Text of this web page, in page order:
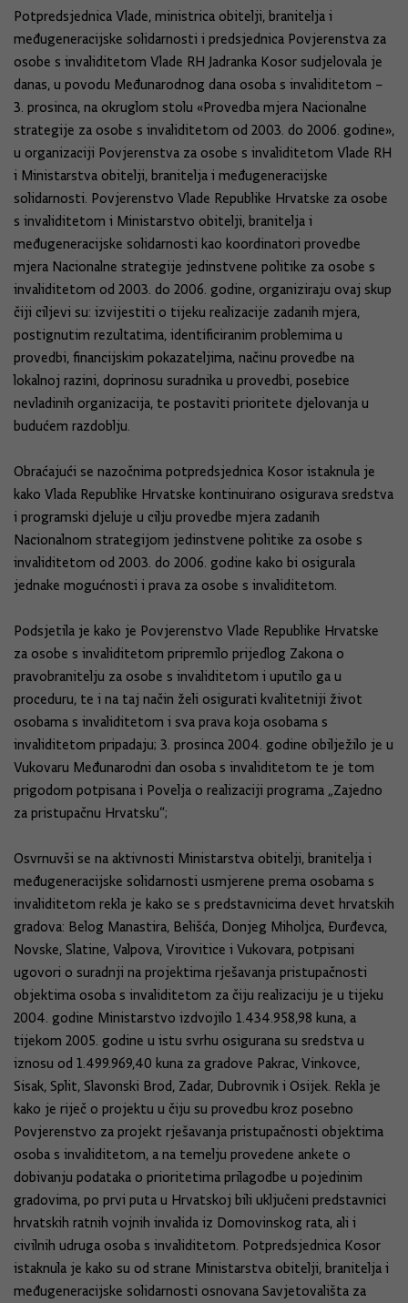
Potpredsjednica Vlade, ministrica obitelji, branitelja i
međugeneracijske solidarnosti i predsjednica Povjerenstva za
osobe s invaliditetom Vlade RH Jadranka Kosor sudjelovala je
danas, u povodu Međunarodnog dana osoba s invaliditetom –
3. prosinca, na okruglom stolu «Provedba mjera Nacionalne
strategije za osobe s invaliditetom od 2003. do 2006. godine»,
u organizaciji Povjerenstva za osobe s invaliditetom Vlade RH
i Ministarstva obitelji, branitelja i međugeneracijske
solidarnosti. Povjerenstvo Vlade Republike Hrvatske za osobe
s invaliditetom i Ministarstvo obitelji, branitelja i
međugeneracijske solidarnosti kao koordinatori provedbe
mjera Nacionalne strategije jedinstvene politike za osobe s
invaliditetom od 2003. do 2006. godine, organiziraju ovaj skup
čiji ciljevi su: izvijestiti o tijeku realizacije zadanih mjera,
postignutim rezultatima, identificiranim problemima u
provedbi, financijskim pokazateljima, načinu provedbe na
lokalnoj razini, doprinosu suradnika u provedbi, posebice
nevladinih organizacija, te postaviti prioritete djelovanja u
budućem razdoblju.
Obraćajući se nazočnima potpredsjednica Kosor istaknula je
kako Vlada Republike Hrvatske kontinuirano osigurava sredstva
i programski djeluje u cilju provedbe mjera zadanih
Nacionalnom strategijom jedinstvene politike za osobe s
invaliditetom od 2003. do 2006. godine kako bi osigurala
jednake mogućnosti i prava za osobe s invaliditetom.
Podsjetila je kako je Povjerenstvo Vlade Republike Hrvatske
za osobe s invaliditetom pripremilo prijedlog Zakona o
pravobranitelju za osobe s invaliditetom i uputilo ga u
proceduru, te i na taj način želi osigurati kvalitetniji život
osobama s invaliditetom i sva prava koja osobama s
invaliditetom pripadaju; 3. prosinca 2004. godine obilježilo je u
Vukovaru Međunarodni dan osoba s invaliditetom te je tom
prigodom potpisana i Povelja o realizaciji programa „Zajedno
za pristupačnu Hrvatsku“;
Osvrnuvši se na aktivnosti Ministarstva obitelji, branitelja i
međugeneracijske solidarnosti usmjerene prema osobama s
invaliditetom rekla je kako se s predstavnicima devet hrvatskih
gradova: Belog Manastira, Belišća, Donjeg Miholjca, Đurđevca,
Novske, Slatine, Valpova, Virovitice i Vukovara, potpisani
ugovori o suradnji na projektima rješavanja pristupačnosti
objektima osoba s invaliditetom za čiju realizaciju je u tijeku
2004. godine Ministarstvo izdvojilo 1.434.958,98 kuna, a
tijekom 2005. godine u istu svrhu osigurana su sredstva u
iznosu od 1.499.969,40 kuna za gradove Pakrac, Vinkovce,
Sisak, Split, Slavonski Brod, Zadar, Dubrovnik i Osijek. Rekla je
kako je riječ o projektu u čiju su provedbu kroz posebno
Povjerenstvo za projekt rješavanja pristupačnosti objektima
osoba s invaliditetom, a na temelju provedene ankete o
dobivanju podataka o prioritetima prilagodbe u pojedinim
gradovima, po prvi puta u Hrvatskoj bili uključeni predstavnici
hrvatskih ratnih vojnih invalida iz Domovinskog rata, ali i
civilnih udruga osoba s invaliditetom. Potpredsjednica Kosor
istaknula je kako su od strane Ministarstva obitelji, branitelja i
međugeneracijske solidarnosti osnovana Savjetovališta za